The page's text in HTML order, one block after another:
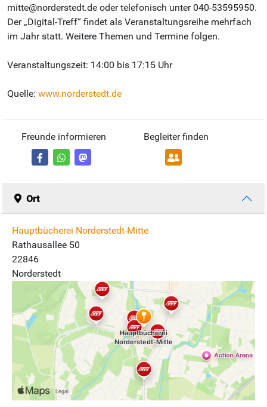
mitte@norderstedt.de oder telefonisch unter 040-53595950.
Der „Digital-Treff“ findet als Veranstaltungsreihe mehrfach
im Jahr statt. Weitere Themen und Termine folgen.
Veranstaltungszeit: 14:00 bis 17:15 Uhr
Quelle: www.norderstedt.de
Freunde informieren Begleiter finden
Ort
Hauptbücherei Norderstedt-Mitte
Rathausallee 50
22846
Norderstedt